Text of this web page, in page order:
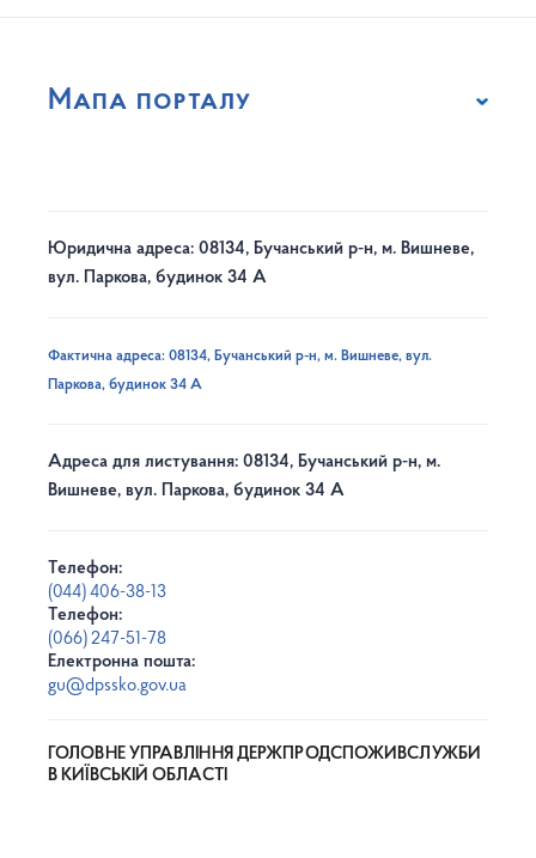
Мапа порталу
Юридична адреса: 08134, Бучанський р-н, м. Вишневе,
вул. Паркова, будинок 34 А
Фактична адреса: 08134, Бучанський р-н, м. Вишневе, вул.
Паркова, будинок 34 А
Адреса для листування: 08134, Бучанський р-н, м.
Вишневе, вул. Паркова, будинок 34 А
Телефон:
(044) 406-38-13
Телефон:
(066) 247-51-78
Електронна пошта:
gu@dpssko.gov.ua
ГОЛОВНЕ УПРАВЛІННЯ ДЕРЖПРОДСПОЖИВСЛУЖБИ
В КИЇВСЬКІЙ ОБЛАСТІ